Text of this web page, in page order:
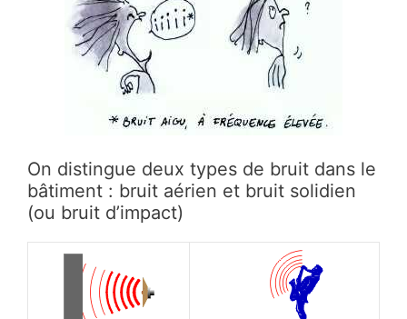
On distingue deux types de bruit dans le
bâtiment : bruit aérien et bruit solidien
(ou bruit d’impact)